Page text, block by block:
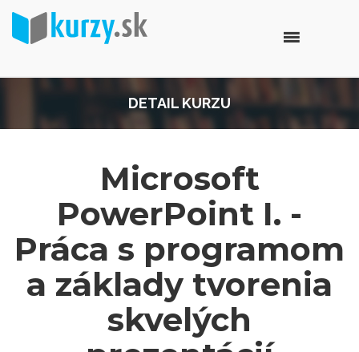
DETAIL KURZU
Microsoft
PowerPoint I. -
Práca s programom
a základy tvorenia
skvelých